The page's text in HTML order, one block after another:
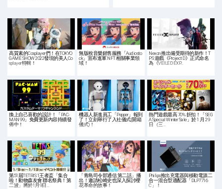
高質素的Cosplayer們！在TOKYO
GAME SHOW 2022發現的美人Co
splayer特輯！
無版稅音樂銷售服務「Audiosto
ck」宣布進軍 NFT 相關事業領
域！
Nexon 推出備受期待的新作！T
PS 遊戲《Project D》正式命名
為《VEILED EXP…
換上自己喜歡的設計！「PAC-
MAN 99」免費更新內容持續發
佈中！
機器人新進員工「Pepper」報到
了！立刻舉行了入社儀式(開箱
儀式)！
熱門遊戲最高 70% 折扣！「SEG
A Special Winter Sale」於 1 月 29
日（三…
第51屆TETRIS 1王者盃「集合
啦！動物森友會 聯名祭典！第
二波」將於1月9日…
「青島司令部通信 第二話」播
出！邀請松崎史也深入探討櫻
花革命的故事！
Philips推出充電器與移動電源二
合一混合型適配器「DLP7716
C」！